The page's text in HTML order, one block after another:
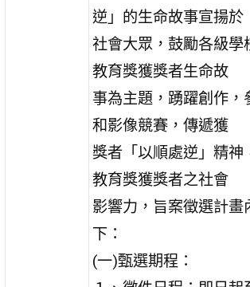
逆」的生命故事宣揚於
社會大眾，鼓勵各級學
教育獎獲獎者生命故
事為主題，踴躍創作，
和影像競賽，傳遞獲
獎者「以順處逆」精神
教育獎獲獎者之社會
影響力，旨案徵選計畫
下：
(一)甄選期程：